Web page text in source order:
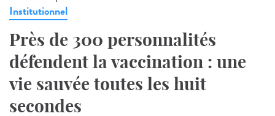
Institutionnel
Près de 300 personnalités
défendent la vaccination : une
vie sauvée toutes les huit
secondes